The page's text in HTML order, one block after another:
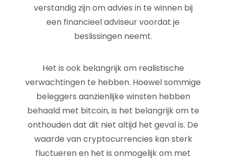
verstandig zijn om advies in te winnen bij
een financieel adviseur voordat je
beslissingen neemt.
Het is ook belangrijk om realistische
verwachtingen te hebben. Hoewel sommige
beleggers aanzienlijke winsten hebben
behaald met bitcoin, is het belangrijk om te
onthouden dat dit niet altijd het geval is. De
waarde van cryptocurrencies kan sterk
fluctueren en het is onmogelijk om met